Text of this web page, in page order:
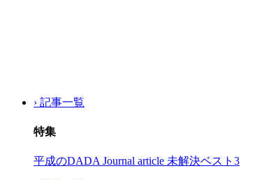
› 記事一覧
特集
平成のDADA Journal article 未解決ベスト3